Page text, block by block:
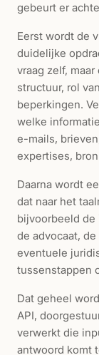
gebeurt er
Eerst wordt de
duidelijke
vraag zelf,
structuur, rol
beperkingen.
welke
e-mails,
expertises,
Daarna wordt
dat naar het
bijvoorbeeld de
de advocaat,
eventuele
tussenstappen
Dat geheel
API,
verwerkt die
antwoord komt